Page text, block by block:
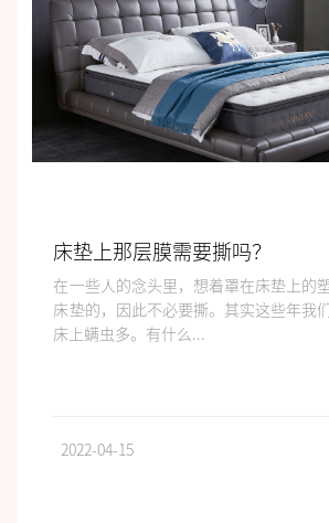
床垫上那层膜需要撕吗？
在一些人的念头里，想着罩在床垫上的
床垫的，因此不必要撕。其实这些年我
床上螨虫多。​有什么...
2022-04-15